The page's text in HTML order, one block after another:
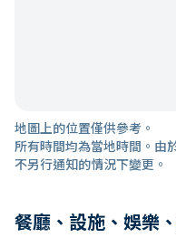
地圖上的位置僅供參考。
所有時間均為當地時間。由
不另行通知的情況下變更。
餐廳、設施、娛樂